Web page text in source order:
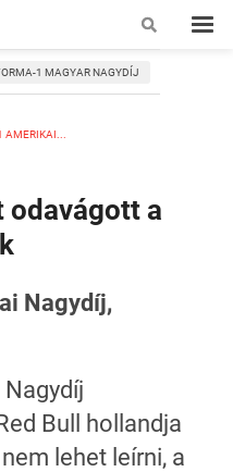
1 MAGYAR NAGYDÍJ
odavágott a
Nagydíj,
Bull hollandja
lehet leírni, a